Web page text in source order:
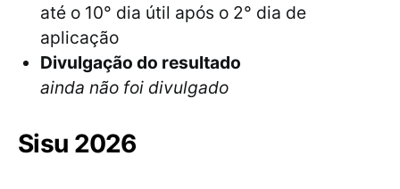
até o 10° dia útil após o 2° dia de
aplicação
Divulgação do resultado
ainda não foi divulgado
Sisu 2026